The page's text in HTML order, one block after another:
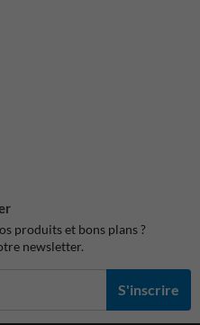
produits et bons plans ?
newsletter.
S'inscrire